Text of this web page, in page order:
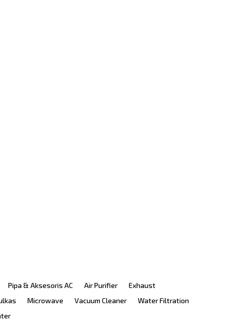
Pipa & Aksesoris AC Air Purifier
Exhaust
Microwave Vacuum Cleaner
Water Filtration